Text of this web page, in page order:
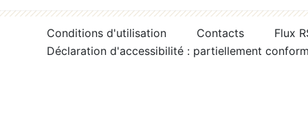
Conditions d'utilisation Contacts
Flux
Déclaration d'accessibilité : partiellement